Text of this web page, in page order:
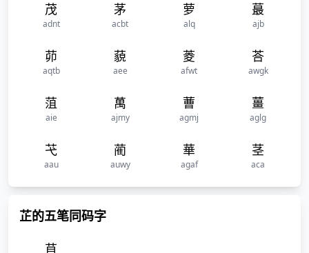
茂
adnt
茅
acbt
萝
alq
蕞
ajb
茆
aqtb
藐
aee
菱
afwt
荅
awgk
菹
aie
萬
ajmy
蓸
agmj
薑
aglg
芅
aau
蔺
auwy
華
agaf
茎
aca
芷的五笔同码字
苜